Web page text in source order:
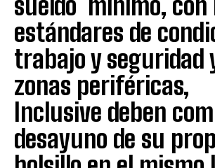
sueldo mínimo, con
estándares de
trabajo y seguridad
zonas periféricas,
Inclusive deben
desayuno de su